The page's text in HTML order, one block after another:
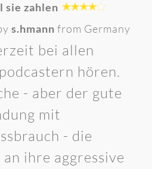
sie zahlen
s.hmann from Germany
bei allen
hören.
- aber der gute
mit
- die
ihre aggressive